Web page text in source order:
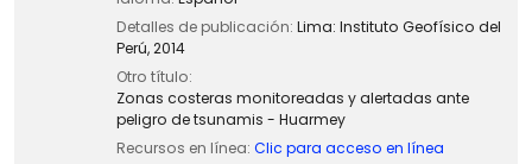
Detalles de publicación: Lima: Instituto Geofísico del
Perú,2014
Otro título:
Zonas costeras monitoreadas y alertadas ante
peligro de tsunamis - Huarmey
Recursos en línea: Clic para acceso en línea